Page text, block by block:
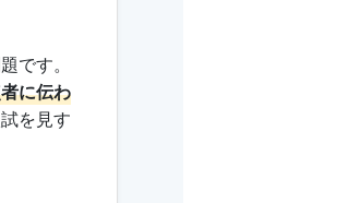
です。
に伝わ
を見す